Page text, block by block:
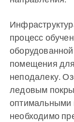
процесс
помещения
неподалеку.
ледовым
оптимальными
необходимо